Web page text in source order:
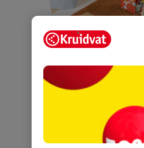
Knip een schuursponsje
voor een speels effect. Dit